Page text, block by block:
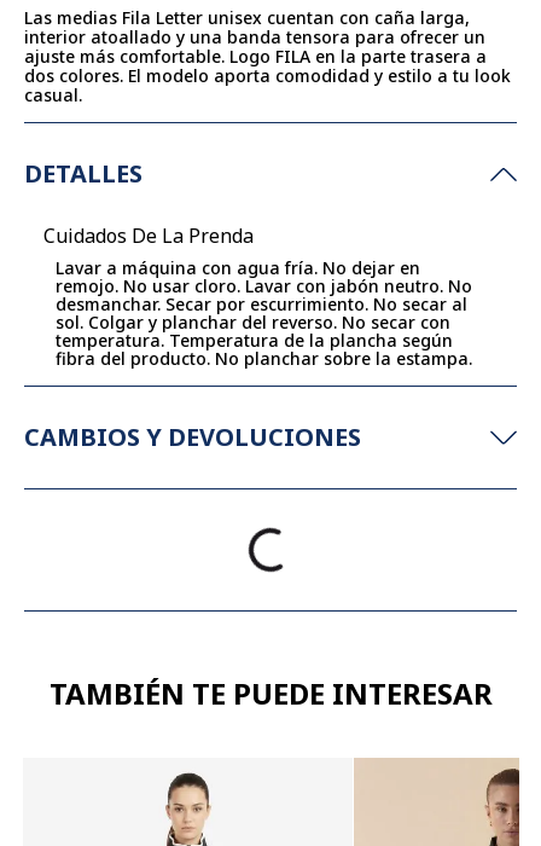
Las medias Fila Letter unisex cuentan con caña larga,
interior atoallado y una banda tensora para ofrecer un
ajuste más comfortable. Logo FILA en la parte trasera a
dos colores. El modelo aporta comodidad y estilo a tu look
casual.
DETALLES
Cuidados De La Prenda
Lavar a máquina con agua fría. No dejar en
remojo. No usar cloro. Lavar con jabón neutro. No
desmanchar. Secar por escurrimiento. No secar al
sol. Colgar y planchar del reverso. No secar con
temperatura. Temperatura de la plancha según
fibra del producto. No planchar sobre la estampa.
CAMBIOS Y DEVOLUCIONES
TAMBIÉN TE PUEDE INTERESAR